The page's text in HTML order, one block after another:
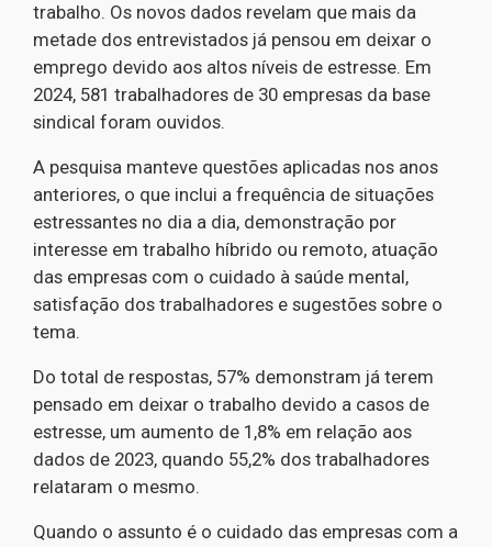
trabalho. Os novos dados revelam que mais da
metade dos entrevistados já pensou em deixar o
emprego devido aos altos níveis de estresse. Em
2024, 581 trabalhadores de 30 empresas da base
sindical foram ouvidos.
A pesquisa manteve questões aplicadas nos anos
anteriores, o que inclui a frequência de situações
estressantes no dia a dia, demonstração por
interesse em trabalho híbrido ou remoto, atuação
das empresas com o cuidado à saúde mental,
satisfação dos trabalhadores e sugestões sobre o
tema.
Do total de respostas, 57% demonstram já terem
pensado em deixar o trabalho devido a casos de
estresse, um aumento de 1,8% em relação aos
dados de 2023, quando 55,2% dos trabalhadores
relataram o mesmo.
Quando o assunto é o cuidado das empresas com a